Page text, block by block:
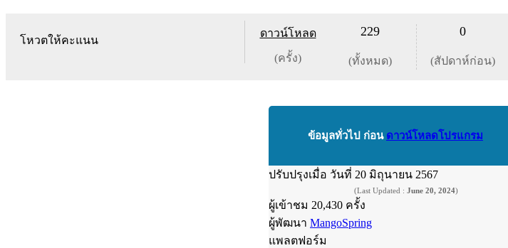
โหวตให้คะแนน
ดาวน์โหลด
(ครั้ง)
229
(ทั้งหมด)
0
(สัปดาห์ก่อน)
ข้อมูลทั่วไป ก่อน ดาวน์โหลดโปรแกรม
ปรับปรุงเมื่อ วันที่ 20 มิถุนายน 2567
(Last Updated : June 20, 2024)
ผู้เข้าชม 20,430 ครั้ง
ผู้พัฒนา MangoSpring
แพลตฟอร์ม